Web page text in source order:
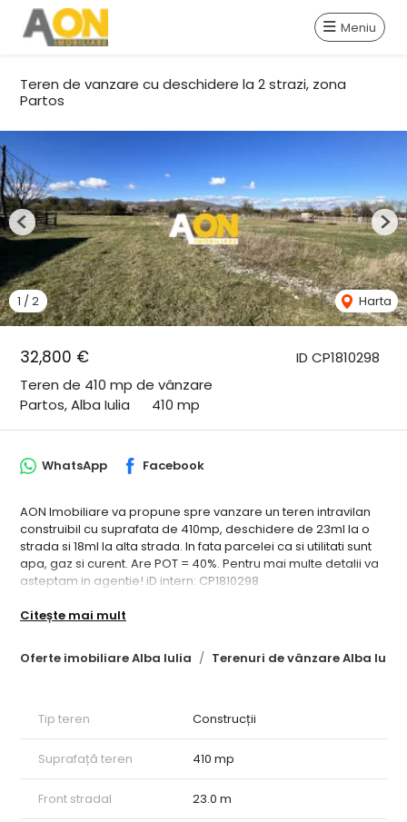
Meniu
Teren de vanzare cu deschidere la 2 strazi, zona
Partos
ID CP1810298
32,800 €
Teren de 410 mp de vânzare
Partos, Alba Iulia
410 mp
1 /2 Harta
Previous
Oferte imobiliare Alba Iulia Terenuri de vânzare Alba Iulia
WhatsApp Facebook
AON Imobiliare va propune spre vanzare un teren intravilan
construibil cu suprafata de 410mp, deschidere de 23ml la o
strada si 18ml la alta strada. In fata parcelei ca si utilitati sunt
apa, gaz si curent. Are POT = 40%. Pentru mai multe detalii va
asteptam in agentie! iD intern: CP1810298
Citește mai mult
Tip teren Construcții
Suprafață teren 410 mp
Front stradal 23.0 m